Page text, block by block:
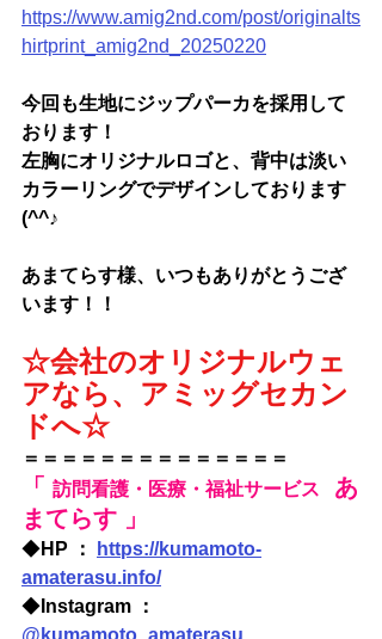
https://www.amig2nd.com/post/originalts
hirtprint_amig2nd_20250220
今回も生地にジップパーカを採用して
おります！
左胸にオリジナルロゴと、背中は淡い
カラーリングでデザインしております
(^^♪
あまてらす様、いつもありがとうござ
います！！
☆会社のオリジナルウェ
アなら、アミッグセカン
ドへ☆
＝＝＝＝＝＝＝＝＝＝＝＝＝＝
「 訪問看護・医療・福祉サービス
あ
まてらす 」
◆HP ：
https://kumamoto-
amaterasu.info/
◆ Instagram ：
@kumamoto_amaterasu